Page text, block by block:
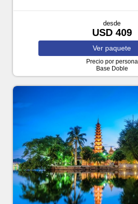
desde
USD 409
Ver paquete
Precio por persona
Base Doble